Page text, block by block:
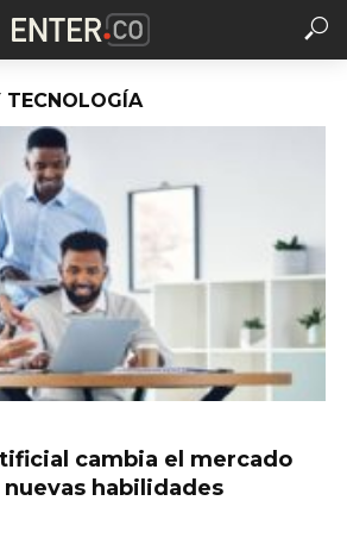
TECNOLOGÍA
cambia el mercado
nuevas habilidades